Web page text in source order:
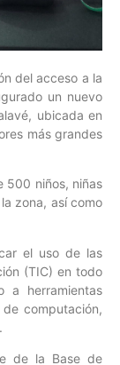
del acceso a la
un nuevo
ubicada en
más grandes
500 niños, niñas
zona, así como
el uso de las
(TIC) en todo
a herramientas
computación,
de la Base de